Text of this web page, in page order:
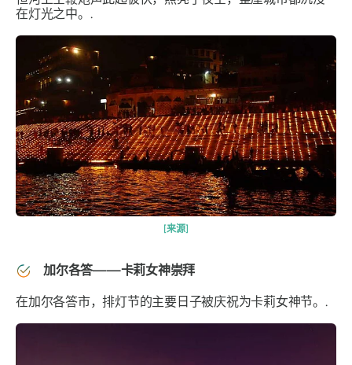
在灯光之中。.
[来源]
加尔各答——卡莉女神崇拜
在加尔各答市，排灯节的主要日子被庆祝为卡莉女神节。.